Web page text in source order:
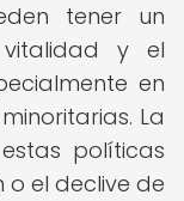
tener un
y el
en
La
políticas
o el declive de